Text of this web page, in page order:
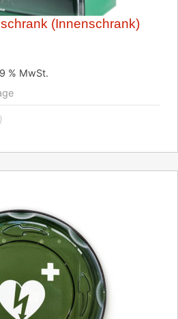
(Innenschrank)
% MwSt.